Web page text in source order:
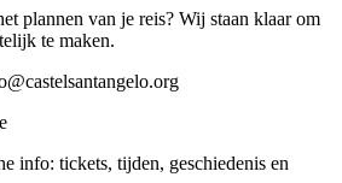
plannen van je reis? Wij staan klaar om
te maken.
info: tickets, tijden, geschiedenis en